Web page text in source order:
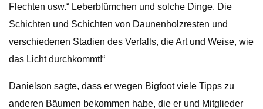
Flechten usw.“ Leberblümchen und solche Dinge. Die
Schichten und Schichten von Daunenholzresten und
verschiedenen Stadien des Verfalls, die Art und Weise, wie
das Licht durchkommt!“
Danielson sagte, dass er wegen Bigfoot viele Tipps zu
anderen Bäumen bekommen habe, die er und Mitglieder